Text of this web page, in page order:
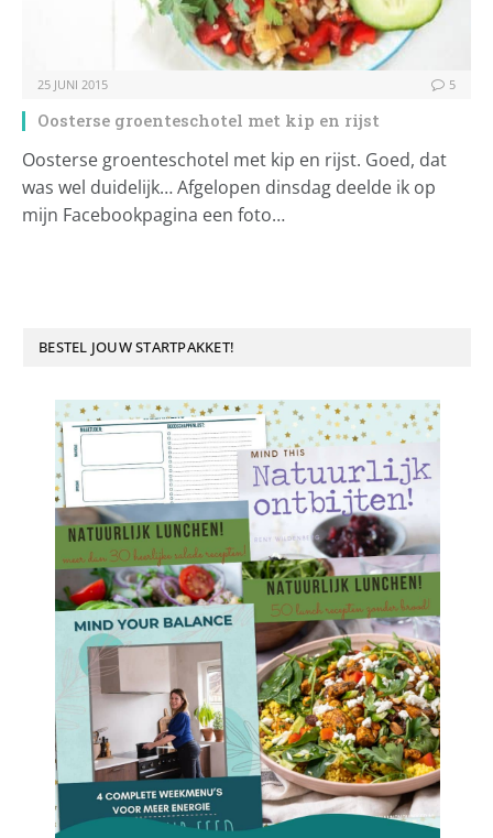
25 JUNI 2015 5
Oosterse groenteschotel met kip en rijst
Oosterse groenteschotel met kip en rijst. Goed, dat
was wel duidelijk… Afgelopen dinsdag deelde ik op
mijn Facebookpagina een foto…
BESTEL JOUW STARTPAKKET!